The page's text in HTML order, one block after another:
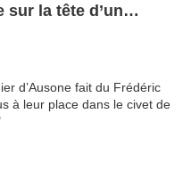
sur la tête d’un